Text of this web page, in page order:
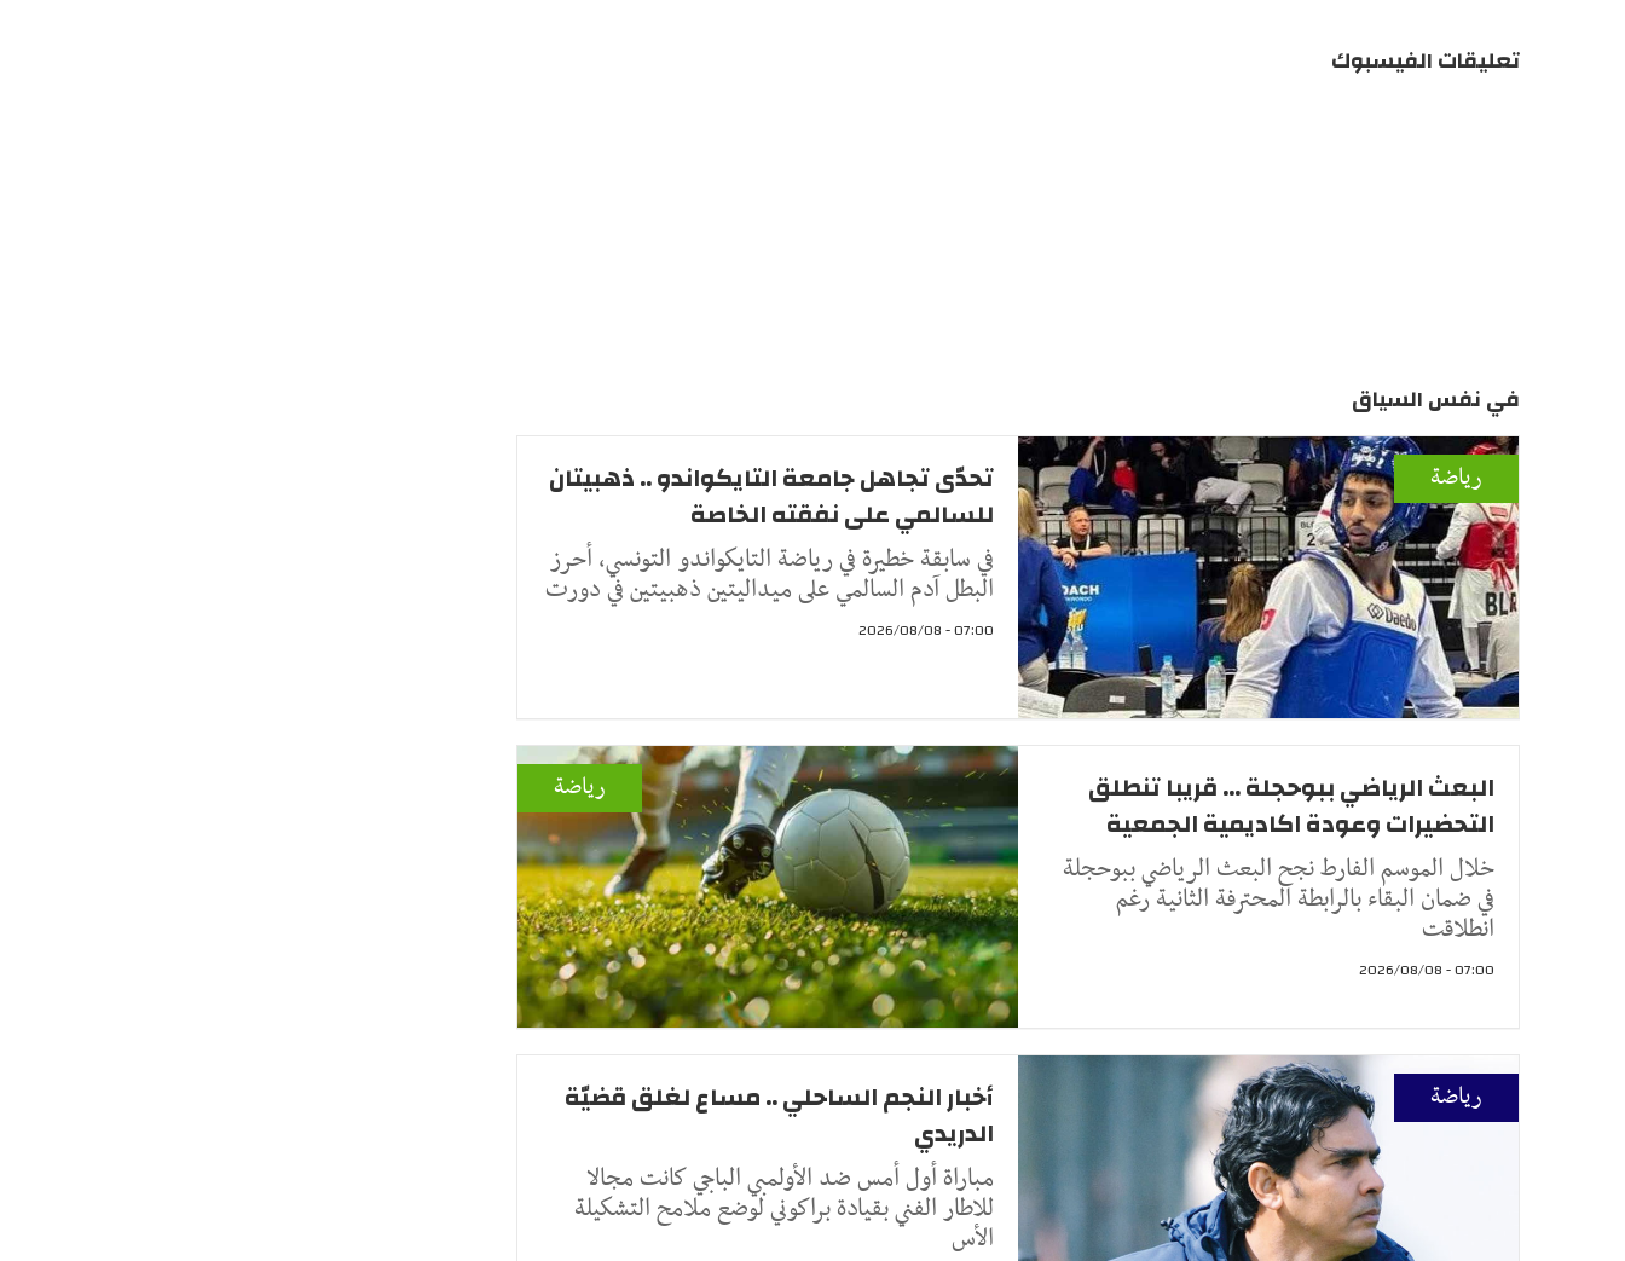
تعليقات الفيسبوك
في نفس السياق
رياضة
تحدّى تجاهل جامعة التايكواندو .. ذهبيتان
للسالمي على نفقته الخاصة
في سابقة خطيرة في رياضة التايكواندو التونسي، أحرز
البطل آدم السالمي على ميداليتين ذهبيتين في دورت
07:00 - 2026/08/08
رياضة
البعث الرياضي ببوحجلة ... قريبا تنطلق
التحضيرات وعودة اكاديمية الجمعية
خلال الموسم الفارط نجح البعث الرياضي ببوحجلة
في ضمان البقاء بالرابطة المحترفة الثانية رغم
انطلاقت
07:00 - 2026/08/08
رياضة
أخبار النجم الساحلي .. مساع لغلق قضيّة
الدريدي
مباراة أول أمس ضد الأولمبي الباجي كانت مجالا
للاطار الفني بقيادة براكوني لوضع ملامح التشكيلة
الأس